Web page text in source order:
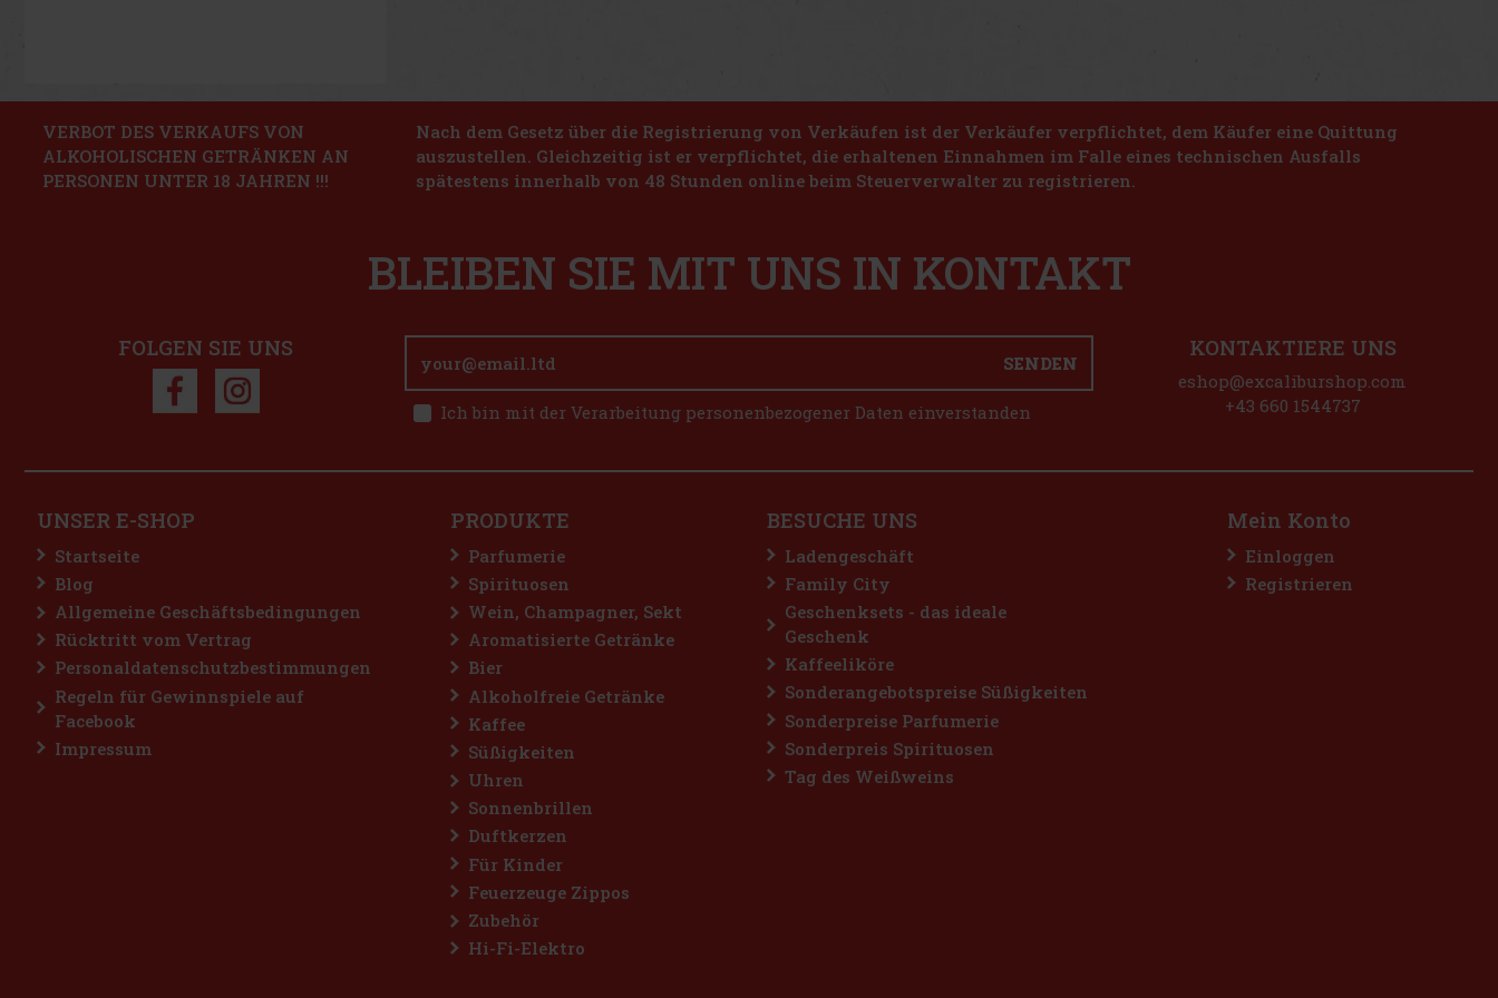
VERBOT DES VERKAUFS VON
ALKOHOLISCHEN GETRÄNKEN AN
PERSONEN UNTER 18 JAHREN !!!
Nach dem Gesetz über die Registrierung von Verkäufen ist der Verkäufer verpflichtet, dem Käufer eine Quittung
auszustellen. Gleichzeitig ist er verpflichtet, die erhaltenen Einnahmen im Falle eines technischen Ausfalls
spätestens innerhalb von 48 Stunden online beim Steuerverwalter zu registrieren.
BLEIBEN SIE MIT UNS IN KONTAKT
FOLGEN SIE UNS
SENDEN
Ich bin mit der Verarbeitung personenbezogener Daten einverstanden
KONTAKTIERE UNS
eshop@excaliburshop.com
+43 660 1544737
UNSER E-SHOP
Startseite
Blog
Allgemeine Geschäftsbedingungen
Rücktritt vom Vertrag
Personaldatenschutzbestimmungen
Regeln für Gewinnspiele auf
Facebook
Impressum
PRODUKTE
Parfumerie
Spirituosen
Wein, Champagner, Sekt
Aromatisierte Getränke
Bier
Alkoholfreie Getränke
Kaffee
Süßigkeiten
Uhren
Sonnenbrillen
Duftkerzen
Für Kinder
Feuerzeuge Zippos
Zubehör
Hi-Fi-Elektro
BESUCHE UNS
Ladengeschäft
Family City
Geschenksets - das ideale
Geschenk
Kaffeeliköre
Sonderangebotspreise Süßigkeiten
Sonderpreise Parfumerie
Sonderpreis Spirituosen
Tag des Weißweins
Mein Konto
Einloggen
Registrieren